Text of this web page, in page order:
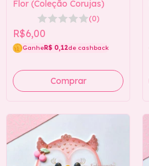
Flor (Coleção Corujas)
(0)
R$6,00
GanheR$ 0,12de cashback